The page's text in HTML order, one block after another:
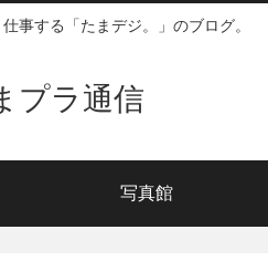
事する「たまデジ。」のブログ。
プラ通信
写真館